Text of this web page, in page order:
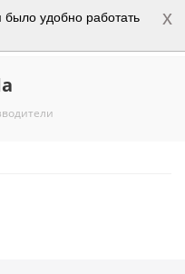
удобно работать
x
0